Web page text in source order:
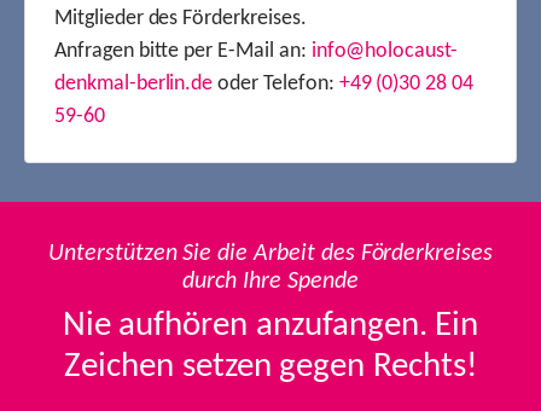
Mitglieder des Förderkreises.
Anfragen bitte per E-Mail an: info@holocaust-
denkmal-berlin.de oder Telefon: +49 (0)30 28 04
59-60
Unterstützen Sie die Arbeit des Förderkreises
durch Ihre Spende
Nie aufhören anzufangen. Ein
Zeichen setzen gegen Rechts!